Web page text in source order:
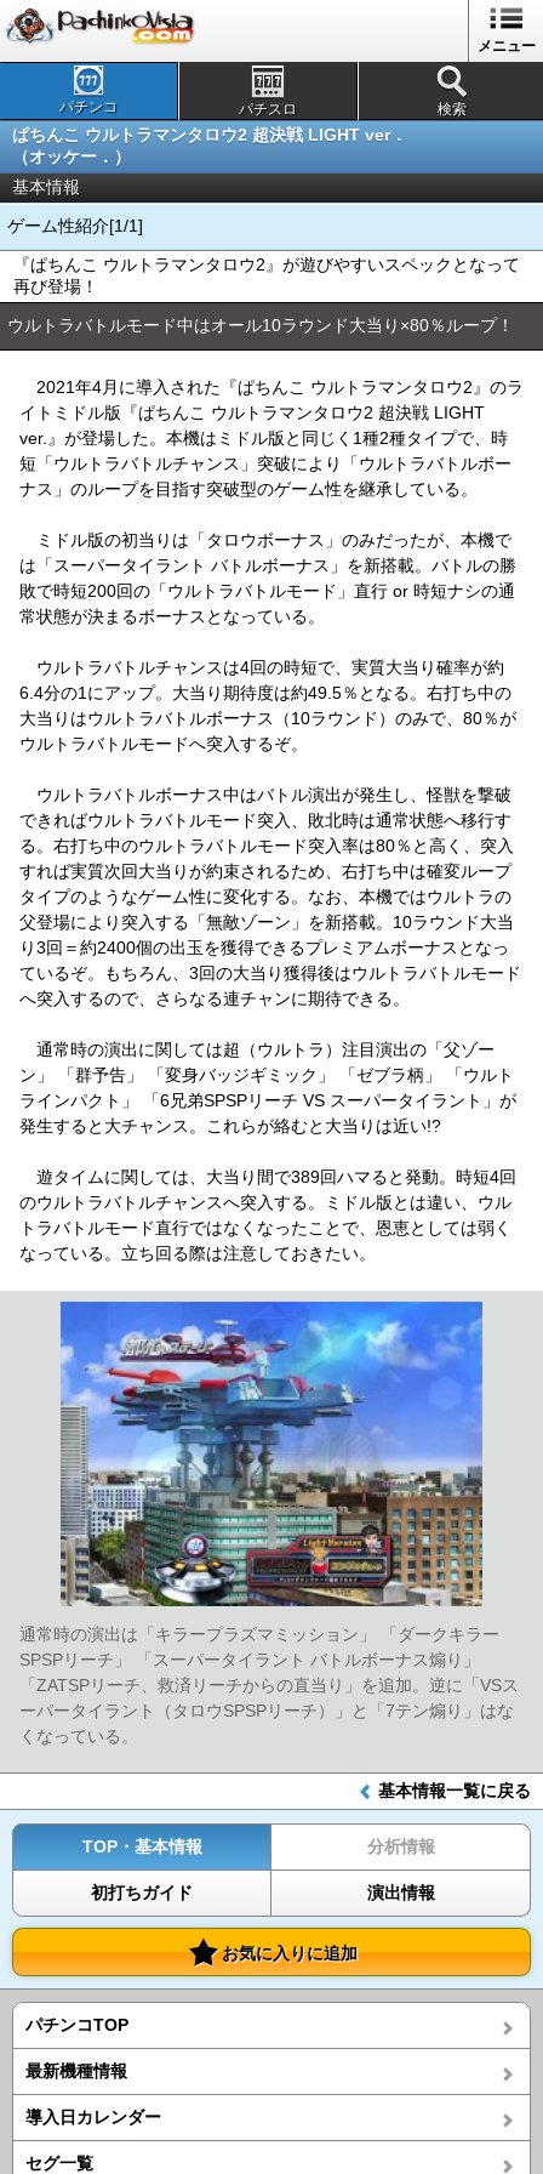
メニュー
パチンコ パチスロ 検索
ぱちんこ ウルトラマンタロウ2 超決戦 LIGHT ver．
（オッケー．）
基本情報
ゲーム性紹介[1/1]
『ぱちんこ ウルトラマンタロウ2』が遊びやすいスペックとなって
再び登場！
ウルトラバトルモード中はオール10ラウンド大当り×80％ループ！
2021年4月に導入された『ぱちんこ ウルトラマンタロウ2』のラ
イトミドル版『ぱちんこ ウルトラマンタロウ2 超決戦 LIGHT
ver.』が登場した。本機はミドル版と同じく1種2種タイプで、時
短「ウルトラバトルチャンス」突破により「ウルトラバトルボー
ナス」のループを目指す突破型のゲーム性を継承している。
ミドル版の初当りは「タロウボーナス」のみだったが、本機で
は「スーパータイラント バトルボーナス」を新搭載。バトルの勝
敗で時短200回の「ウルトラバトルモード」直行 or 時短ナシの通
常状態が決まるボーナスとなっている。
ウルトラバトルチャンスは4回の時短で、実質大当り確率が約
6.4分の1にアップ。大当り期待度は約49.5％となる。右打ち中の
大当りはウルトラバトルボーナス（10ラウンド）のみで、80％が
ウルトラバトルモードへ突入するぞ。
ウルトラバトルボーナス中はバトル演出が発生し、怪獣を撃破
できればウルトラバトルモード突入、敗北時は通常状態へ移行す
る。右打ち中のウルトラバトルモード突入率は80％と高く、突入
すれば実質次回大当りが約束されるため、右打ち中は確変ループ
タイプのようなゲーム性に変化する。なお、本機ではウルトラの
父登場により突入する「無敵ゾーン」を新搭載。10ラウンド大当
り3回＝約2400個の出玉を獲得できるプレミアムボーナスとなっ
ているぞ。もちろん、3回の大当り獲得後はウルトラバトルモード
へ突入するので、さらなる連チャンに期待できる。
通常時の演出に関しては超（ウルトラ）注目演出の「父ゾー
ン」 「群予告」 「変身バッジギミック」 「ゼブラ柄」 「ウルト
ラインパクト」 「6兄弟SPSPリーチ VS スーパータイラント」が
発生すると大チャンス。これらが絡むと大当りは近い!?
遊タイムに関しては、大当り間で389回ハマると発動。時短4回
のウルトラバトルチャンスへ突入する。ミドル版とは違い、ウル
トラバトルモード直行ではなくなったことで、恩恵としては弱く
なっている。立ち回る際は注意しておきたい。
通常時の演出は「キラープラズマミッション」 「ダークキラー
SPSPリーチ」 「スーパータイラント バトルボーナス煽り」
「ZATSPリーチ、救済リーチからの直当り」を追加。逆に「VSス
ーパータイラント（タロウSPSPリーチ）」と「7テン煽り」はな
くなっている。
基本情報一覧に戻る
TOP・基本情報 分析情報
初打ちガイド 演出情報
お気に入りに追加
パチンコTOP
最新機種情報
導入日カレンダー
セグ一覧